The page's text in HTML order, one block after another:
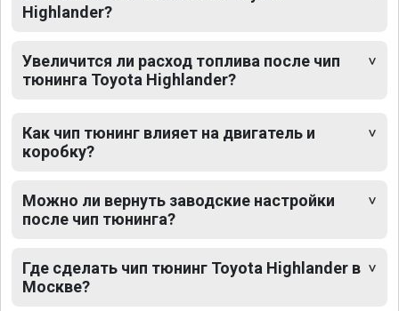
Highlander?
Увеличится ли расход топлива после чип
тюнинга Toyota Highlander?
Как чип тюнинг влияет на двигатель и
коробку?
Можно ли вернуть заводские настройки
после чип тюнинга?
Где сделать чип тюнинг Toyota Highlander в
Москве?